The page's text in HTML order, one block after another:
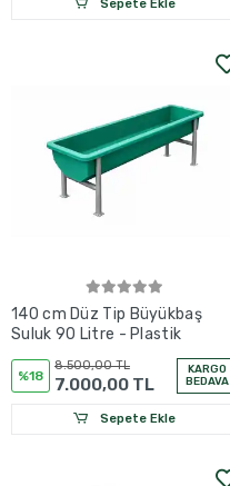
Sepete Ekle
140 cm Düz Tip Büyükbaş
Suluk 90 Litre - Plastik
%18
8.500,00 TL
7.000,00 TL
KARGO
BEDAVA
Sepete Ekle